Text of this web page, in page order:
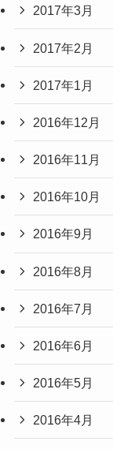
2017年3月
2017年2月
2017年1月
2016年12月
2016年11月
2016年10月
2016年9月
2016年8月
2016年7月
2016年6月
2016年5月
2016年4月